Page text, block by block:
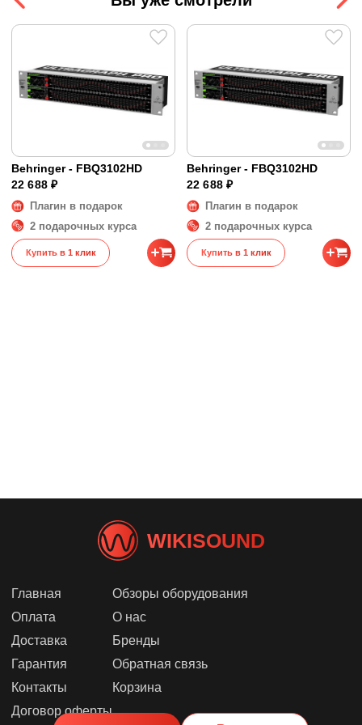
Сопротивление входа
40 кОм
Сопротивление выхода
Не указано
Размеры
48 x 15 x 9 см
Вес
2 кг
Behringer - FBQ3102HD
22 688 ₽
Плагин в подарок
2 подарочных курса
Купить в 1 клик
Behringer - FBQ3102HD
22 688 ₽
Плагин в подарок
2 подарочных курса
Купить в 1 клик
WIKISOUND
Главная
Оплата
Доставка
Гарантия
Контакты
Договор оферты
Обзоры оборудования
О нас
Бренды
Обратная связь
Корзина